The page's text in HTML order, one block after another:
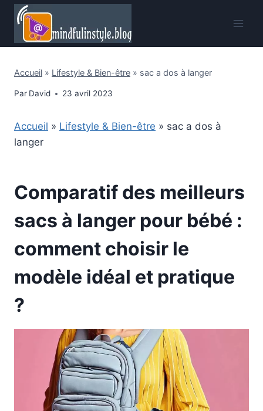
Aller
contenu
Accueil » Lifestyle & Bien-être » sac a dos à langer
Par David 23 avril 2023
Accueil » Lifestyle & Bien-être » sac a dos à
langer
Comparatif des meilleurs
sacs à langer pour bébé :
comment choisir le
modèle idéal et pratique
?